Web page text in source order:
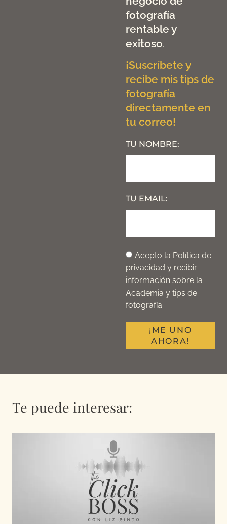
fotografía
rentable y
exitoso.
¡Suscríbete y
recibe mis tips de
fotografía
directamente en
tu correo!
TU NOMBRE:
TU EMAIL:
Acepto la Política de
privacidad y recibir
información sobre la
Academia y tips de
fotografía.
¡ME UNO
AHORA!
Te puede interesar: